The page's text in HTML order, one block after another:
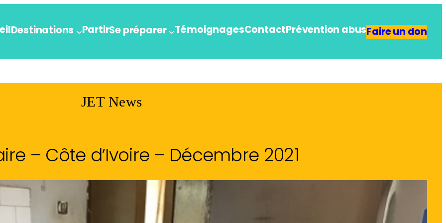
Destinations PartirSe préparer TémoignagesContactPrévention abusFaire un don
JET News
– Côte d’Ivoire – Décembre 2021